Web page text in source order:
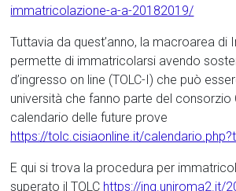
immatricolazione-a-a-20182019/
Tuttavia da quest’anno, la macroarea di
permette di immatricolarsi avendo
d’ingresso on line (TOLC-I) che può
università che fanno parte del consorzio
calendario delle future prove
https://tolc.cisiaonline.it/
E qui si trova la procedura per
superato il TOLC https://ing.uniroma2.it/